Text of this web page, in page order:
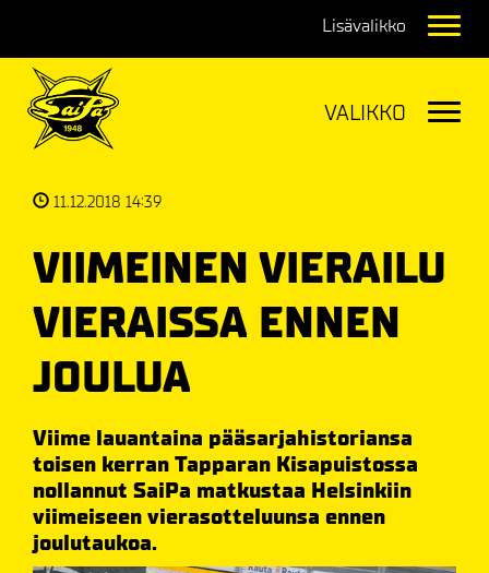
11.12.2018 14:39
VIIMEINEN VIERAILU
VIERAISSA ENNEN
JOULUA
Viime lauantaina pääsarjahistoriansa
toisen kerran Tapparan Kisapuistossa
nollannut SaiPa matkustaa Helsinkiin
viimeiseen vierasotteluunsa ennen
joulutaukoa.